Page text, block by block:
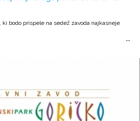
ki bodo prispele na sedež zavoda najkasneje